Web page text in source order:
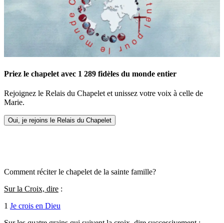
Priez le chapelet avec 1 289 fidèles du monde entier
Rejoignez le Relais du Chapelet et unissez votre voix à celle de
Marie.
Oui, je rejoins le Relais du Chapelet
Comment réciter le chapelet de la sainte famille?
Sur la Croix, dire :
1 Je crois en Dieu